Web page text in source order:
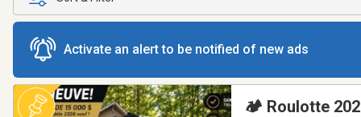
Activate an alert to be notified of new ads
🏕️ Roulotte